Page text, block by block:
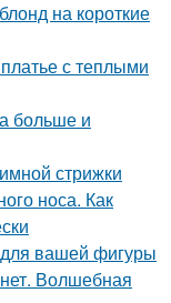
на короткие
с теплыми
больше и
стрижки
носа. Как
вашей фигуры
Волшебная